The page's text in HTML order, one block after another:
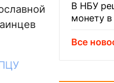
В НБУ
монету
Все